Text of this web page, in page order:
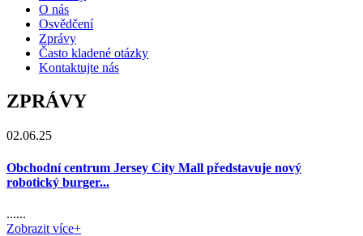
O nás
Osvědčení
Zprávy
Často kladené otázky
Kontaktujte nás
ZPRÁVY
02.06.25
Obchodní centrum Jersey City Mall představuje nový
robotický burger...
......
Zobrazit více+